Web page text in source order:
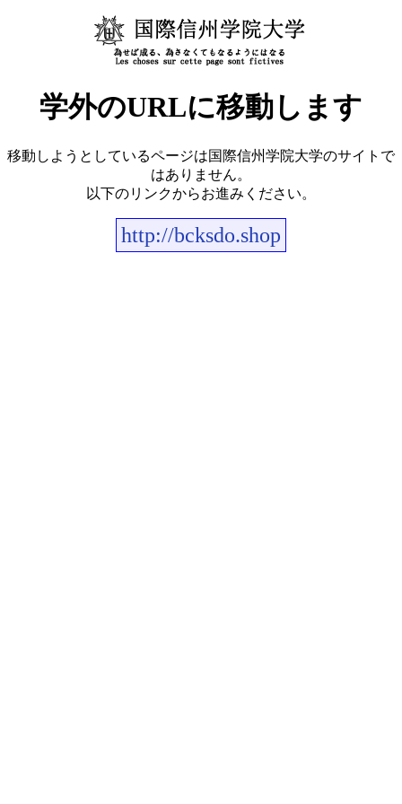
学外のURLに移動します
移動しようとしているページは国際信州学院大学のサイトで
はありません。
以下のリンクからお進みください。
http://bcksdo.shop